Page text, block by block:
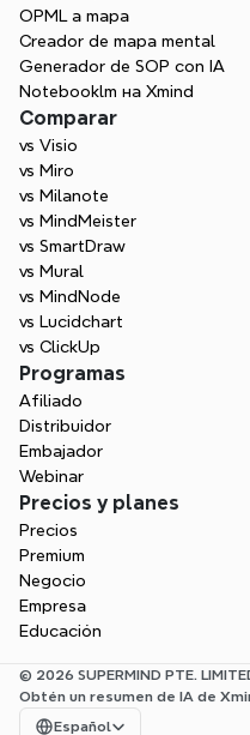
el punto de partida
blanco.
OPML a mapa
Creador de mapa mental
Generador de SOP con IA
Notebooklm на Xmind
Comparar
vs Visio
vs Miro
vs Milanote
vs MindMeister
vs SmartDraw
vs Mural
vs MindNode
vs Lucidchart
vs ClickUp
Programas
Afiliado
Distribuidor
Embajador
Webinar
Precios y planes
Precios
Premium
Negocio
Empresa
Educación
© 2026 SUPERMIND PTE.
Obtén un resumen de IA de
Select Language
Español